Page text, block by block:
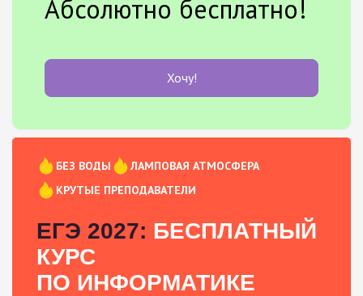
Абсолютно бесплатно!
Хочу!
БЕЗ ВОДЫ
ЛАМПОВАЯ АТМОСФЕРА
КРУТЫЕ ПРЕПОДАВАТЕЛИ
ЕГЭ 2027: БЕСПЛАТНЫЙ
КУРС
ПО ИНФОРМАТИКЕ